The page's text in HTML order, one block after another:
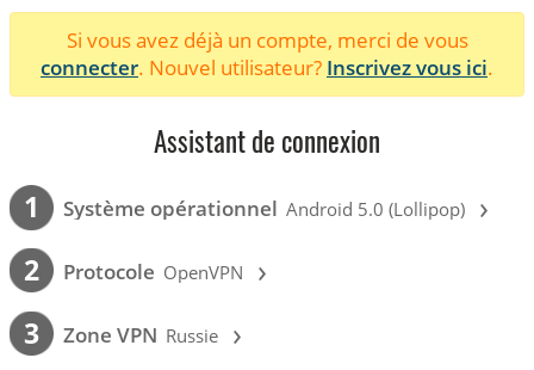
Si vous avez déjà un compte, merci de vous
connecter. Nouvel utilisateur? Inscrivez vous ici.
Assistant de connexion
1 Système opérationnel Android 5.0 (Lollipop) ›
2 Protocole OpenVPN ›
3 Zone VPN Russie ›